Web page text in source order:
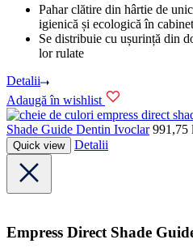
Pahar clătire din hârtie de
igienică și ecologică în
Se distribuie cu ușurință din
lor rulate
Detalii
Adaugă în wishlist
Shade Guide Dentin Ivoclar 991,75
Quick view Detalii
Empress Direct Shade